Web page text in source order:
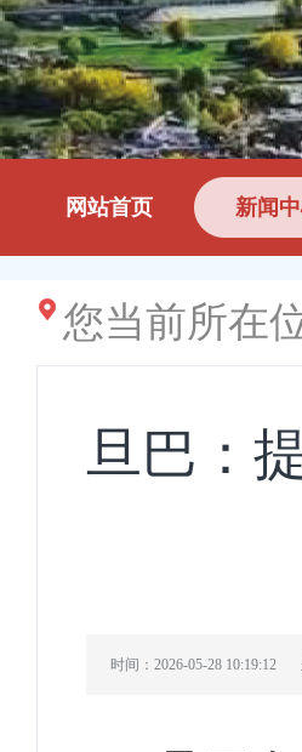
网站首页 新闻
您当前所在
旦巴：
时间：2026-05-28 10:19:12